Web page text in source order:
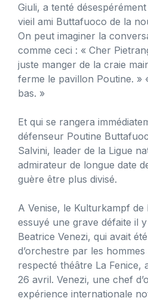
Giuli, a tenté
vieil ami Buttafuoco de la
On peut imaginer la
comme ceci : « Cher
juste manger de la craie
ferme le pavillon Poutine. »
bas. »
Et qui se rangera
défenseur Poutine
Salvini, leader de la Ligue
admirateur de longue date
guère être plus divisé.
A Venise, le Kulturkampf de
essuyé une grave défaite il
Beatrice Venezi, qui avait
d’orchestre par les
respecté théâtre La Fenice,
26 avril. Venezi, une chef
expérience internationale